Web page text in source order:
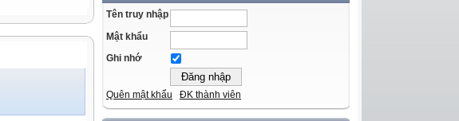
Tên truy nhập
Mật khẩu
Ghi nhớ
Quên mật khẩu ĐK thành viên